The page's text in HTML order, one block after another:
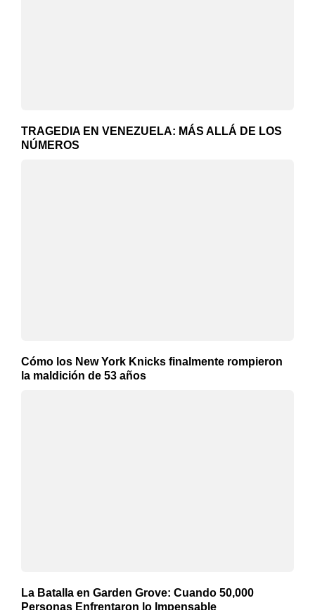
TRAGEDIA EN VENEZUELA: MÁS ALLÁ DE LOS
NÚMEROS
Cómo los New York Knicks finalmente rompieron
la maldición de 53 años
La Batalla en Garden Grove: Cuando 50,000
Personas Enfrentaron lo Impensable